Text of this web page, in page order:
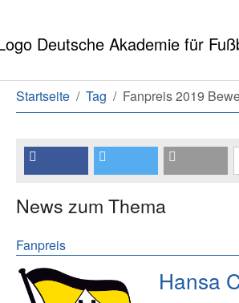
Sie sind hier:
Startseite Tag Fanpreis 2019
News zum Thema
Fanpreis
Hansa